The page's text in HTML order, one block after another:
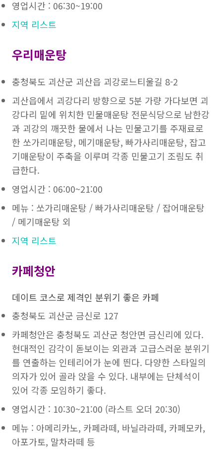
영업시간 : 06:30~19:00
지역 리스트
우리매운탕
충청북도 괴산군 괴산읍 괴강로느티울길 8-2
괴산읍에서 괴강다리 방향으로 5분 가량 가다보면 괴
강다리 밑에 위치한 민물매운탕 전문식당으로 남한강
과 괴강의 깨끗한 물에서 나는 민물고기를 주재료로
한 쏘가리매운탕, 메기매운탕, 빠가사리매운탕, 잡고
기매운탕이 주축을 이루며 각종 민물고기 조림도 취
급한다.
영업시간 : 06:00~21:00
메뉴 : 쏘가리매운탕 / 빠가사리매운탕 / 잡어매운탕
/ 메기매운탕 외
지역 리스트
카페청안
데이트 코스로 제격인 분위기 좋은 카페
충청북도 괴산군 금신로 127
카페청안은 충청북도 괴산군 청안면 금신리에 있다.
현대적인 감각이 돋보이는 외관과 고급스러운 분위기
를 연출하는 인테리어가 눈에 띈다. 다양한 스타일의
의자가 있어 골라 앉을 수 있다. 내부에는 단체석이
있어 각종 모임하기 좋다.
영업시간 : 10:30~21:00 (라스트 오더 20:30)
메뉴 : 아메리카노, 카페라떼, 바닐라라떼, 카페모카,
아포가토, 말차라떼 등